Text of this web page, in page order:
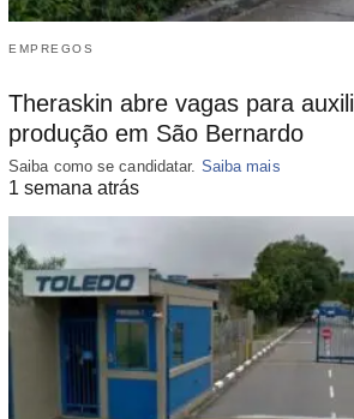
EMPREGOS
Theraskin abre vagas para
produção em São Bernardo
Saiba como se candidatar. Saiba mais
1 semana atrás